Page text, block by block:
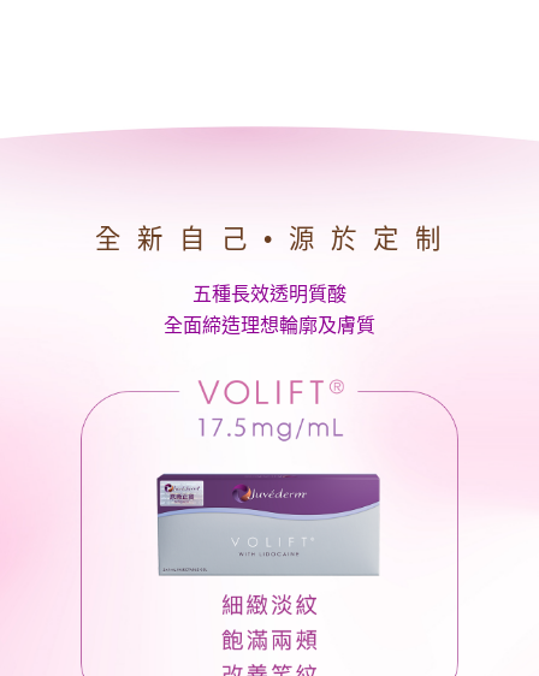
全 新 自 己 • 源 於 定 制
五種長效透明質酸
全面締造理想輪廓及膚質